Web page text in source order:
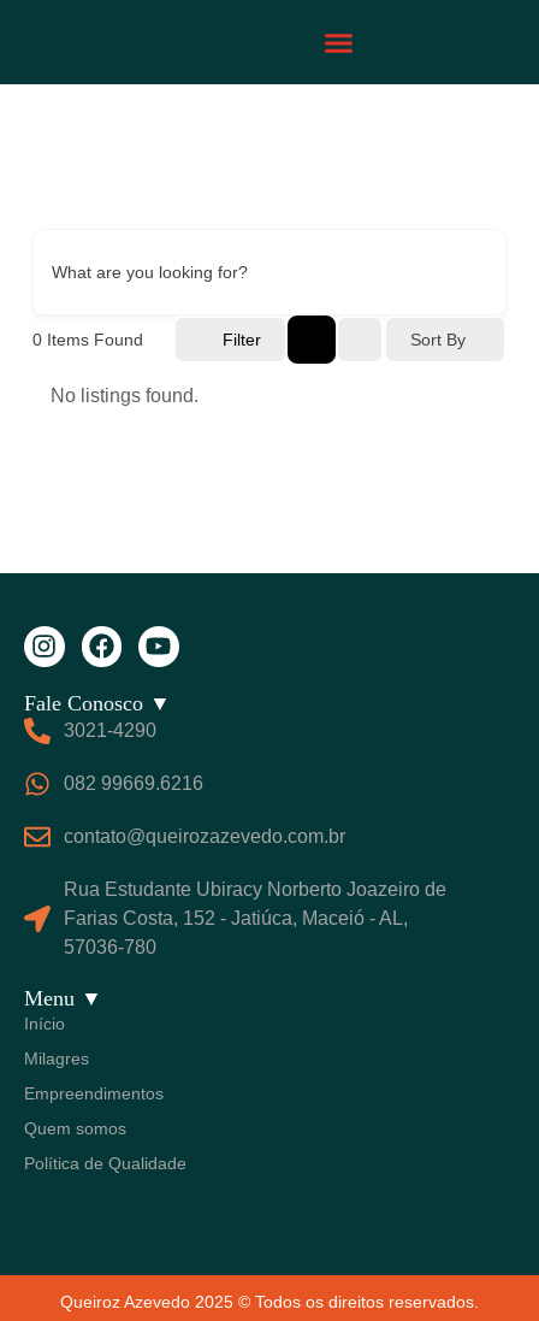
What are you looking for?
0 Items Found Filter Sort By
No listings found.
Fale Conosco ▼
3021-4290
082 99669.6216
contato@queirozazevedo.com.br
Rua Estudante Ubiracy Norberto Joazeiro de
Farias Costa, 152 - Jatiúca, Maceió - AL,
57036-780
Menu ▼
Início
Milagres
Empreendimentos
Quem somos
Política de Qualidade
Queiroz Azevedo 2025 © Todos os direitos reservados.